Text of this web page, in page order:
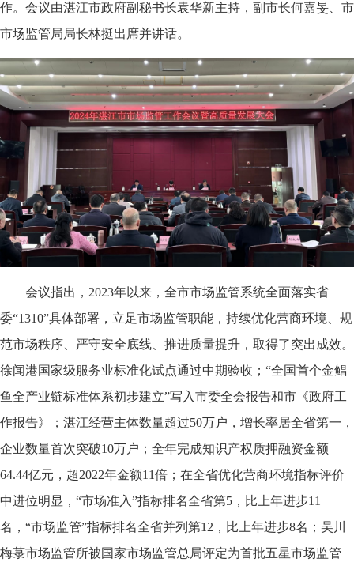
作。会议由湛江市政府副秘书长袁华新主持，副市长何嘉旻、市
市场监管局局长林挺出席并讲话。
会议指出，2023年以来，全市市场监管系统全面落实省
委“1310”具体部署，立足市场监管职能，持续优化营商环境、规
范市场秩序、严守安全底线、推进质量提升，取得了突出成效。
徐闻港国家级服务业标准化试点通过中期验收；“全国首个金鲳
鱼全产业链标准体系初步建立”写入市委全会报告和市《政府工
作报告》；湛江经营主体数量超过50万户，增长率居全省第一，
企业数量首次突破10万户；全年完成知识产权质押融资金额
64.44亿元，超2022年金额11倍；在全省优化营商环境指标评价
中进位明显，“市场准入”指标排名全省第5，比上年进步11
名，“市场监管”指标排名全省并列第12，比上年进步8名；吴川
梅菉市场监管所被国家市场监管总局评定为首批五星市场监管